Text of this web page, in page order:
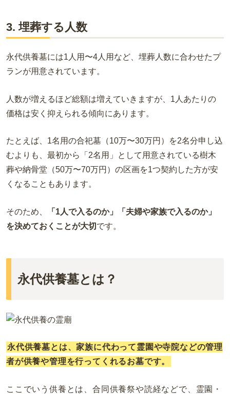
3. 埋葬する人数
永代供養墓には1人用〜4人用など、埋葬人数に合わせたプ
ランが用意されています。
人数が増えるほど総額は増えていきますが、1人あたりの
価格は安く抑えられる傾向にあります。
たとえば、1名用の合祀墓（10万〜30万円）を2名分申し込
むよりも、最初から「2名用」として用意されている樹木
葬や納骨堂（50万〜70万円）の区画を1つ契約した方が安
くなることもあります。
そのため、
「1人で入るのか」「夫婦や家族で入るのか」
を決めておくことが大切 です。
永代供養墓とは？
永代供養墓とは、家族に代わって霊園や寺院などの管理
者が供養や管理を行ってくれるお墓です。
ここでいう供養とは、合同供養祭や読経などで、霊園・